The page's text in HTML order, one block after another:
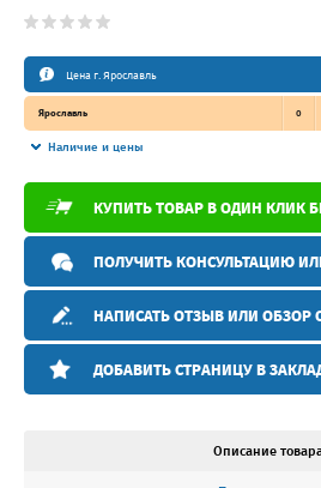
Цена г. Ярославль
Ярославль 0
Наличие и цены
КУПИТЬ ТОВАР В ОДИН КЛИК
ПОЛУЧИТЬ КОНСУЛЬТАЦИЮ
НАПИСАТЬ ОТЗЫВ ИЛИ ОБЗОР
ДОБАВИТЬ СТРАНИЦУ В
Описание